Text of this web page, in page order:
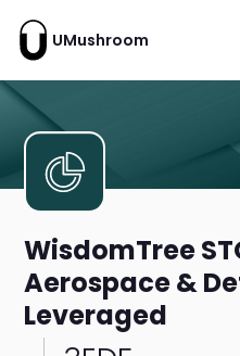
UMushroom
WisdomTree
Aerospace &
Leveraged